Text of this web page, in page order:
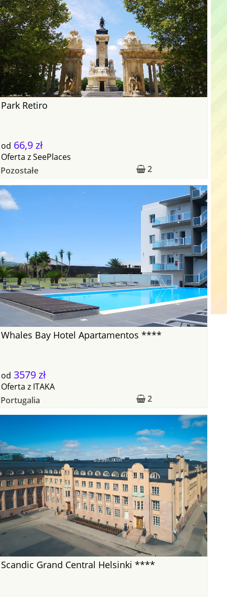
Park Retiro
od 66,9 zł
2
Oferta zSeePlaces
Pozostałe
Whales Bay Hotel Apartamentos ****
od 3579 zł
2
Oferta z ITAKA
Portugalia
Scandic Grand Central Helsinki ****